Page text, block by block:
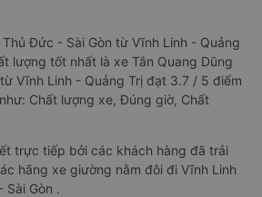
Đức - Sài Gòn từ Vĩnh Linh - Quảng
lượng tốt nhất là xe Tân Quang Dũng
Vĩnh Linh - Quảng Trị đạt 3.7 / 5 điểm
Chất lượng xe, Đúng giờ, Chất
trực tiếp bởi các khách hàng đã trải
hãng xe giường nằm đôi đi Vĩnh Linh
Sài Gòn .